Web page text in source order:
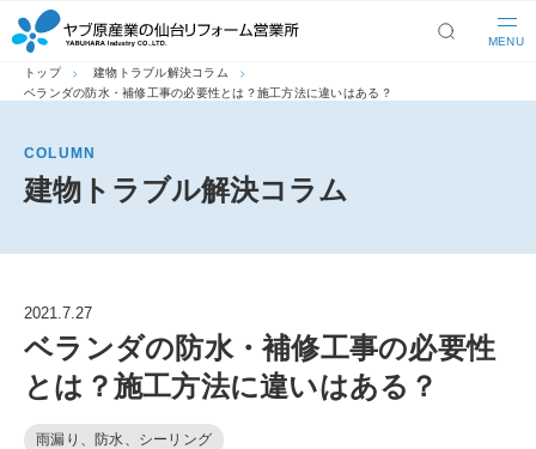
MENU
トップ
建物トラブル解決コラム
ベランダの防水・補修工事の必要性とは？施工方法に違いはある？
COLUMN
建物トラブル解決コラム
2021.7.27
ベランダの防水・補修工事の必要性
とは？施工方法に違いはある？
雨漏り、防水、シーリング